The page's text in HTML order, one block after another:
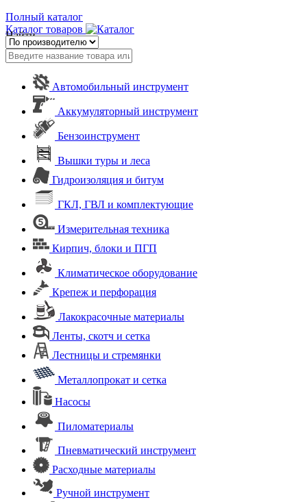
Полный каталог
Каталог товаров
Найти
Автомобильный инструмент
Аккумуляторный инструмент
Бензоинструмент
Вышки туры и леса
Гидроизоляция и битум
ГКЛ, ГВЛ и комплектующие
Измерительная техника
Кирпич, блоки и ПГП
Климатическое оборудование
Крепеж и перфорация
Лакокрасочные материалы
Ленты, скотч и сетка
Лестницы и стремянки
Металлопрокат и сетка
Насосы
Пиломатериалы
Пневматический инструмент
Расходные материалы
Ручной инструмент